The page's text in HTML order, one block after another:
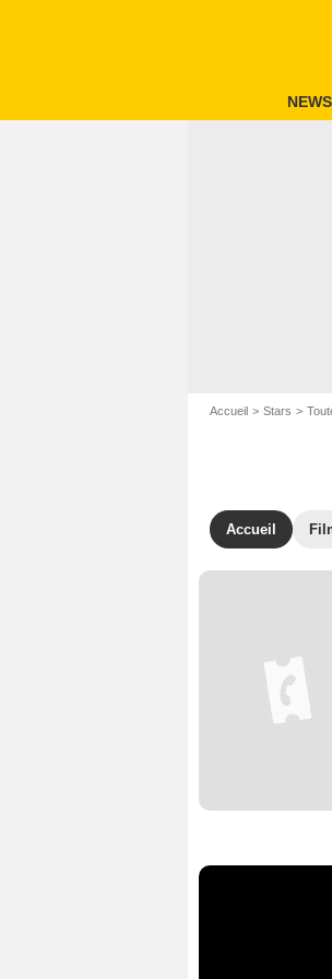
NEWS
Accueil Stars
Accueil